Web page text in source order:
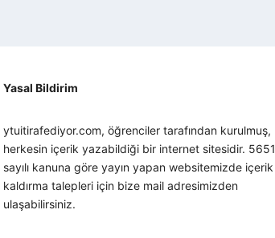
Yasal Bildirim
ytuitirafediyor.com, öğrenciler tarafından kurulmuş,
herkesin içerik yazabildiği bir internet sitesidir. 5651
sayılı kanuna göre yayın yapan websitemizde içerik
kaldırma talepleri için bize mail adresimizden
ulaşabilirsiniz.